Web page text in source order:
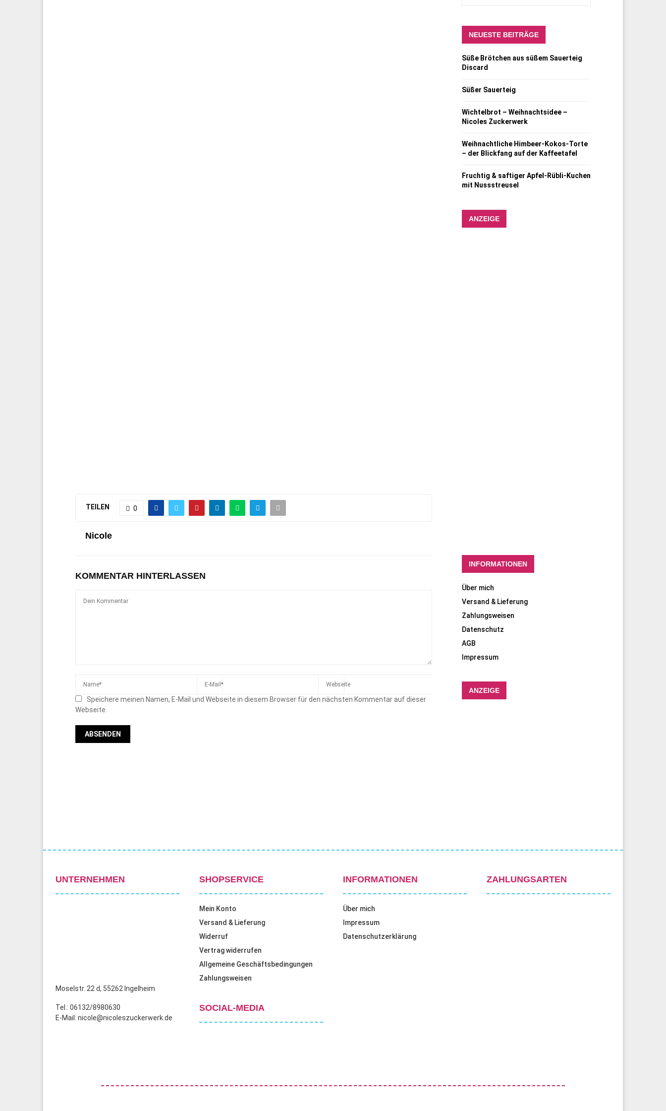
TEILEN 0
Nicole
KOMMENTAR HINTERLASSEN
Speichere meinen Namen, E-Mail und Webseite in diesem Browser für den nächsten Kommentar auf dieser
Webseite.
NEUESTE BEITRÄGE
Süße Brötchen aus süßem Sauerteig
Discard
Süßer Sauerteig
Wichtelbrot – Weihnachtsidee –
Nicoles Zuckerwerk
Weihnachtliche Himbeer-Kokos-Torte
– der Blickfang auf der Kaffeetafel
Fruchtig & saftiger Apfel-Rübli-Kuchen
mit Nussstreusel
ANZEIGE
INFORMATIONEN
Über mich
Versand & Lieferung
Zahlungsweisen
Datenschutz
AGB
Impressum
ANZEIGE
UNTERNEHMEN
Moselstr. 22 d, 55262 Ingelheim
Tel.: 06132/8980630
E-Mail: nicole@nicoleszuckerwerk.de
SHOPSERVICE
Mein Konto
Versand & Lieferung
Widerruf
Vertrag widerrufen
Allgemeine Geschäftsbedingungen
Zahlungsweisen
SOCIAL-MEDIA
INFORMATIONEN
Über mich
Impressum
Datenschutzerklärung
ZAHLUNGSARTEN